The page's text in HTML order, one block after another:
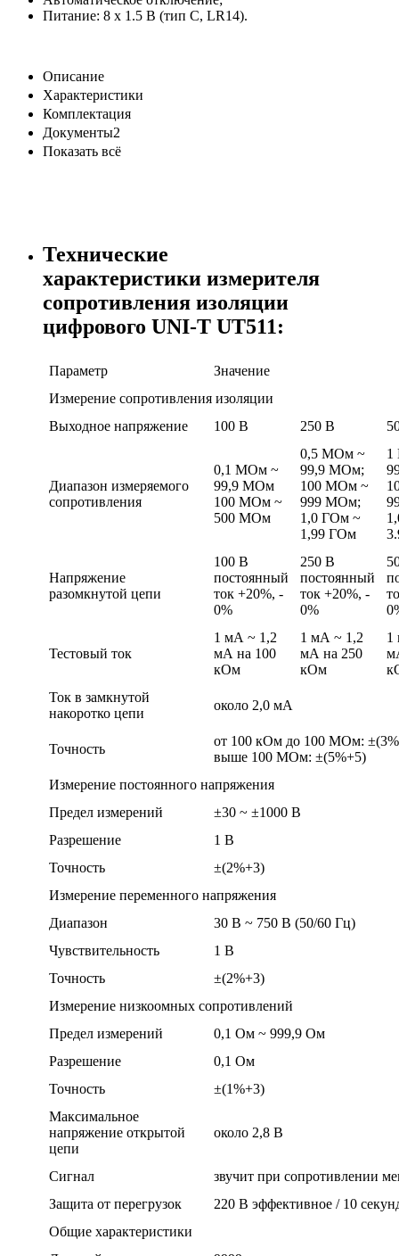
Питание: 8 х 1.5 В (тип С, LR14).
Описание
Характеристики
Комплектация
Документы2
Показать всё
Технические
характеристики измерителя
сопротивления изоляции
цифрового UNI-T UT511:
Параметр
Значение
Измерение сопротивления изоляции
Выходное напряжение
100 В 250 В
Диапазон измеряемого
сопротивления
0,1 МОм ~
99,9 МОм
100 МОм ~
500 МОм
0,5 МОм ~
99,9 МОм;
100 МОм ~
999 МОм;
1,0 ГОм ~
1,99 ГОм
1
Напряжение
разомкнутой цепи
100 В
постоянный
ток +20%, -
0%
250 В
постоянный
ток +20%, -
0%
Тестовый ток
1 мА ~ 1,2
мА на 100
кОм
1 мА ~ 1,2
мА на 250
кОм
1
Ток в замкнутой
накоротко цепи
около 2,0 мА
Точность
от 100 кОм до 100 МОм:
выше 100 МОм: ±(5%+5)
Измерение постоянного напряжения
Предел измерений
±30 ~ ±1000 В
Разрешение
1 В
Точность
±(2%+3)
Измерение переменного напряжения
Диапазон
30 В ~ 750 В (50/60 Гц)
Чувствительность
1 В
Точность
±(2%+3)
Измерение низкоомных сопротивлений
Предел измерений
0,1 Ом ~ 999,9 Ом
Разрешение
0,1 Ом
Точность
±(1%+3)
Максимальное
напряжение открытой
цепи
около 2,8 В
Сигнал
звучит при сопротивлении
Защита от перегрузок
220 В эффективное / 10
Общие характеристики